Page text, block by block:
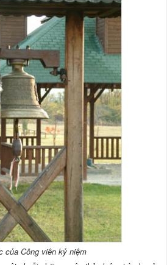
của Công viên kỷ niệm